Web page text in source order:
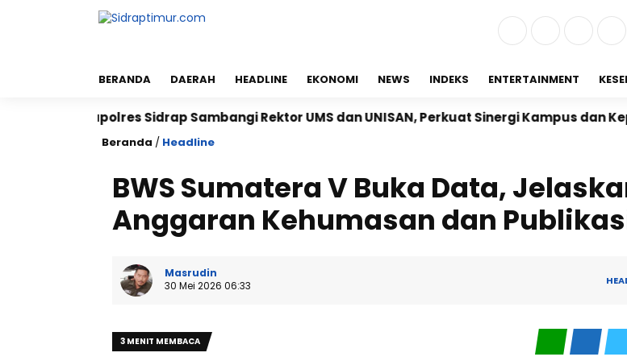
BERANDA DAERAH HEADLINE EKONOMI NEWS INDEKS ENTERTAINMENT
Kapolres Sidrap Sambangi Rektor UMS dan UNISAN, Perkuat Sinergi Kampus dan Kepolisian
Beranda / Headline
BWS Sumatera V Buka Data,
Anggaran Kehumasan dan
Masrudin
30 Mei 2026 06:33
3 MENIT MEMBACA